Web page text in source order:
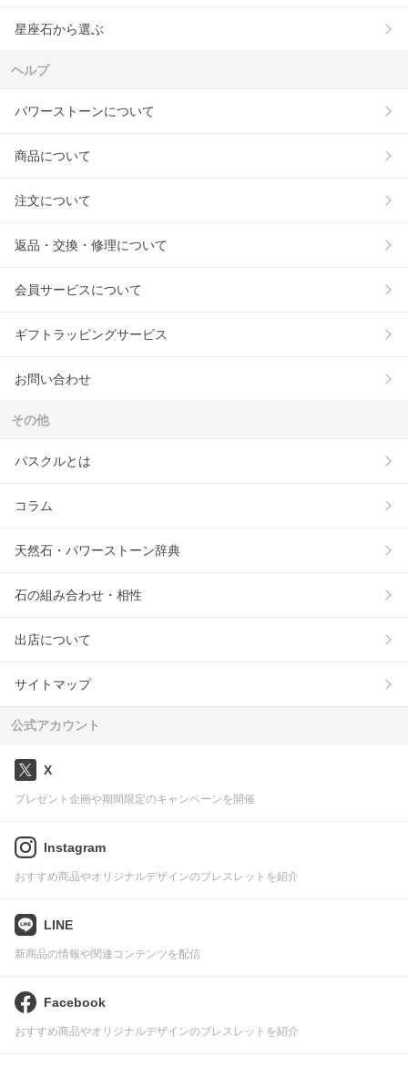
星座石から選ぶ
ヘルプ
パワーストーンについて
商品について
注文について
返品・交換・修理について
会員サービスについて
ギフトラッピングサービス
お問い合わせ
その他
パスクルとは
コラム
天然石・パワーストーン辞典
石の組み合わせ・相性
出店について
サイトマップ
公式アカウント
X
プレゼント企画や期間限定のキャンペーンを開催
Instagram
おすすめ商品やオリジナルデザインのブレスレットを紹介
LINE
新商品の情報や関連コンテンツを配信
Facebook
おすすめ商品やオリジナルデザインのブレスレットを紹介